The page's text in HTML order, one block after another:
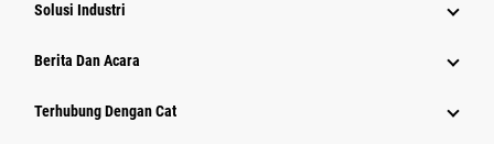
Solusi Industri
Berita Dan Acara
Terhubung Dengan Cat